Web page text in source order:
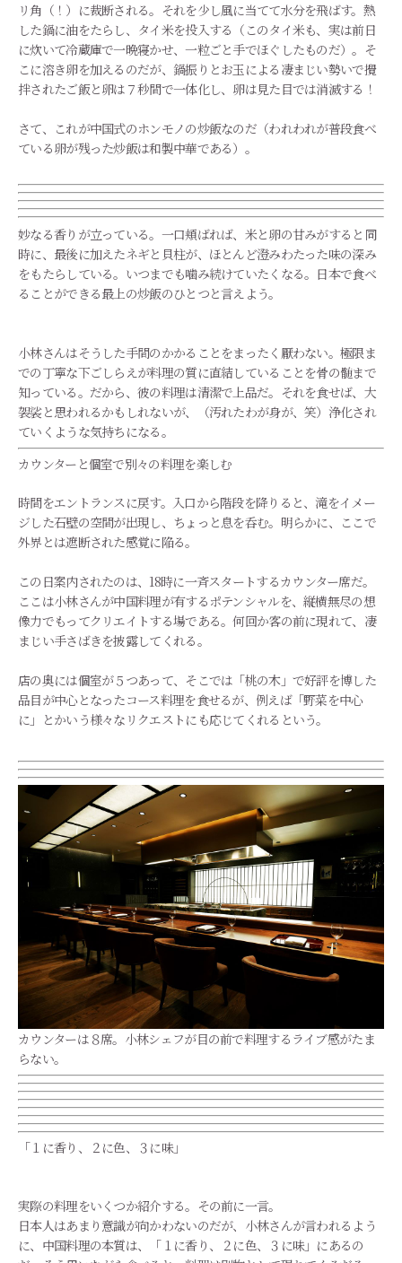
リ角（！）に裁断される。それを少し風に当てて水分を飛ばす。熱
した鍋に油をたらし、タイ米を投入する（このタイ米も、実は前日
に炊いて冷蔵庫で一晩寝かせ、一粒ごと手でほぐしたものだ）。そ
こに溶き卵を加えるのだが、鍋振りとお玉による凄まじい勢いで攪
拌されたご飯と卵は７秒間で一体化し、卵は見た目では消滅する！
さて、これが中国式のホンモノの炒飯なのだ（われわれが普段食べ
ている卵が残った炒飯は和製中華である）。
妙なる香りが立っている。一口頬ばれば、米と卵の甘みがすると同
時に、最後に加えたネギと貝柱が、ほとんど澄みわたった味の深み
をもたらしている。いつまでも噛み続けていたくなる。日本で食べ
ることができる最上の炒飯のひとつと言えよう。
小林さんはそうした手間のかかることをまったく厭わない。極限ま
での丁寧な下ごしらえが料理の質に直結していることを骨の髄まで
知っている。だから、彼の料理は清潔で上品だ。それを食せば、大
袈裟と思われるかもしれないが、（汚れたわが身が、笑）浄化され
ていくような気持ちになる。
カウンターと個室で別々の料理を楽しむ
時間をエントランスに戻す。入口から階段を降りると、滝をイメー
ジした石壁の空間が出現し、ちょっと息を呑む。明らかに、ここで
外界とは遮断された感覚に陥る。
この日案内されたのは、18時に一斉スタートするカウンター席だ。
ここは小林さんが中国料理が有するポテンシャルを、縦横無尽の想
像力でもってクリエイトする場である。何回か客の前に現れて、凄
まじい手さばきを披露してくれる。
店の奥には個室が５つあって、そこでは「桃の木」で好評を博した
品目が中心となったコース料理を食せるが、例えば「野菜を中心
に」とかいう様々なリクエストにも応じてくれるという。
カウンターは８席。小林シェフが目の前で料理するライブ感がたま
らない。
「１に香り、２に色、３に味」
実際の料理をいくつか紹介する。その前に一言。
日本人はあまり意識が向かわないのだが、小林さんが言われるよう
に、中国料理の本質は、「１に香り、２に色、３に味」にあるの